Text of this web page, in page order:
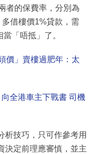
者的保費率，分別為
借樓價1%貸款，需
「唔抵」了。
價」賣樓過肥年：太
全港車主下戰書 司機
析技巧，只可作參考用
決定前理應審慎，並主